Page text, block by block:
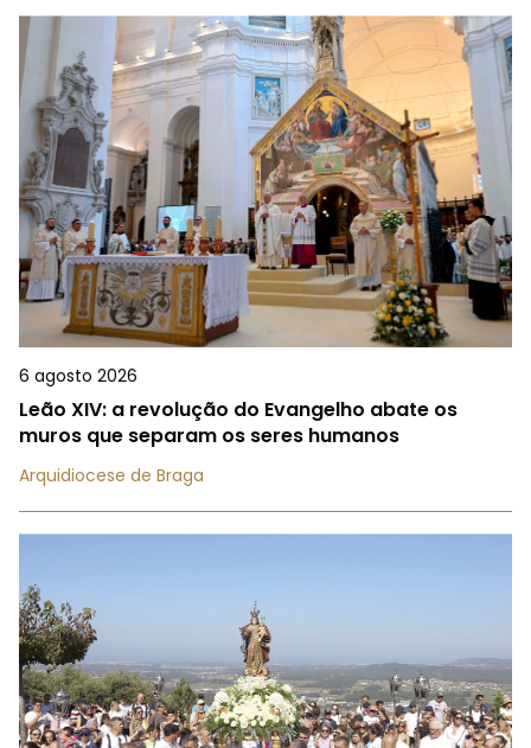
6 agosto 2026
Leão XIV: a revolução do Evangelho abate os
muros que separam os seres humanos
Arquidiocese de Braga